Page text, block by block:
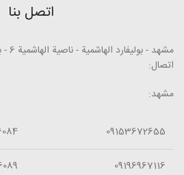
اتصل بنا
مشهد - بوليفارد الهاشمية - ناصية الهاشمية 6 - برج أبان بلازا
اتصال:
مشهد:
09153672655
09196967116